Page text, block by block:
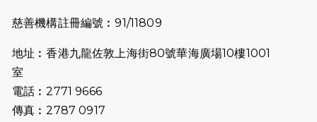
🌟
2025-06-15
會及愛。匯聚商龍會支持！
慈善機構註冊編號︰91/11809
地址︰香港九龍佐敦上海街80號華海廣場10樓1001
室
電話︰2771 9666
傳真︰2787 0917